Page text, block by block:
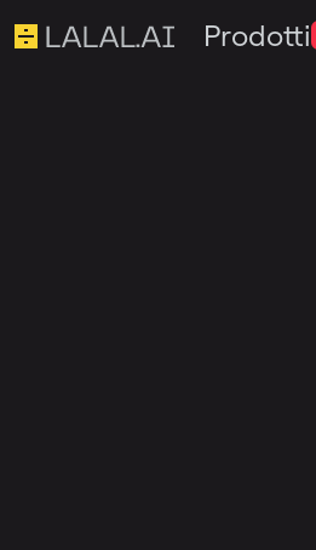
Prodotti